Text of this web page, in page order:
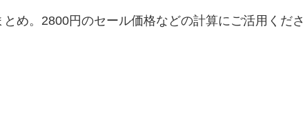
め。2800円のセール価格などの計算にご活用くださ